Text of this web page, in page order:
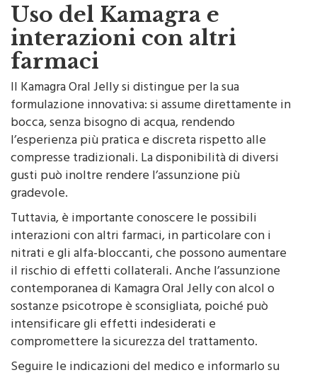
Uso del Kamagra e
interazioni con altri
farmaci
Il Kamagra Oral Jelly si distingue per la sua
formulazione innovativa: si assume direttamente in
bocca, senza bisogno di acqua, rendendo
l’esperienza più pratica e discreta rispetto alle
compresse tradizionali. La disponibilità di diversi
gusti può inoltre rendere l’assunzione più
gradevole.
Tuttavia, è importante conoscere le possibili
interazioni con altri farmaci, in particolare con i
nitrati e gli alfa-bloccanti, che possono aumentare
il rischio di effetti collaterali. Anche l’assunzione
contemporanea di Kamagra Oral Jelly con alcol o
sostanze psicotrope è sconsigliata, poiché può
intensificare gli effetti indesiderati e
compromettere la sicurezza del trattamento.
Seguire le indicazioni del medico e informarlo su